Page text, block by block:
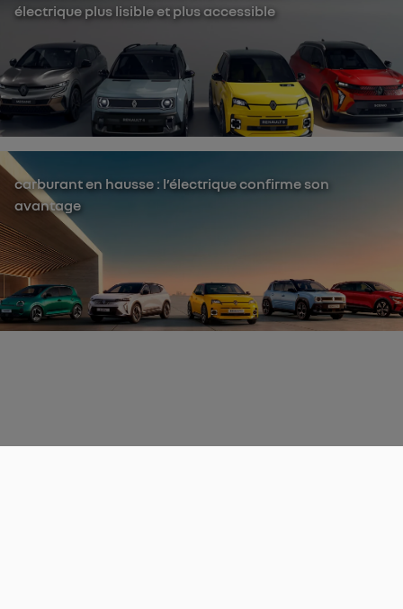
électrique plus lisible et plus accessible
carburant en hausse : l’électrique confirme son
avantage